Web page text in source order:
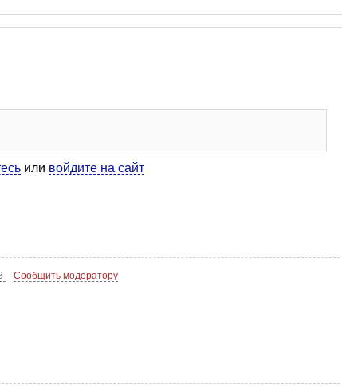
или войдите на сайт
Сообщить модератору